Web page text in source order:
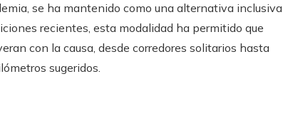
se ha mantenido como una alternativa inclusiva
recientes, esta modalidad ha permitido que
con la causa, desde corredores solitarios hasta
sugeridos.